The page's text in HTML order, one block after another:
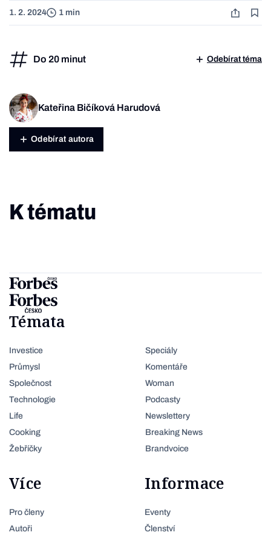
1. 2. 2024 1 min
Do 20 minut Odebírat téma
Kateřina Bičíková Harudová
Odebírat autora
K tématu
Témata
Investice
Průmysl
Společnost
Technologie
Life
Cooking
Žebříčky
Speciály
Komentáře
Woman
Podcasty
Newslettery
Breaking News
Brandvoice
Více
Pro členy
Autoři
Informace
Eventy
Členství